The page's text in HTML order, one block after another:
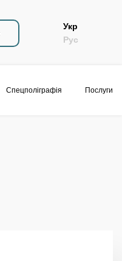
Укр
Рус
Спецполіграфія Послуги